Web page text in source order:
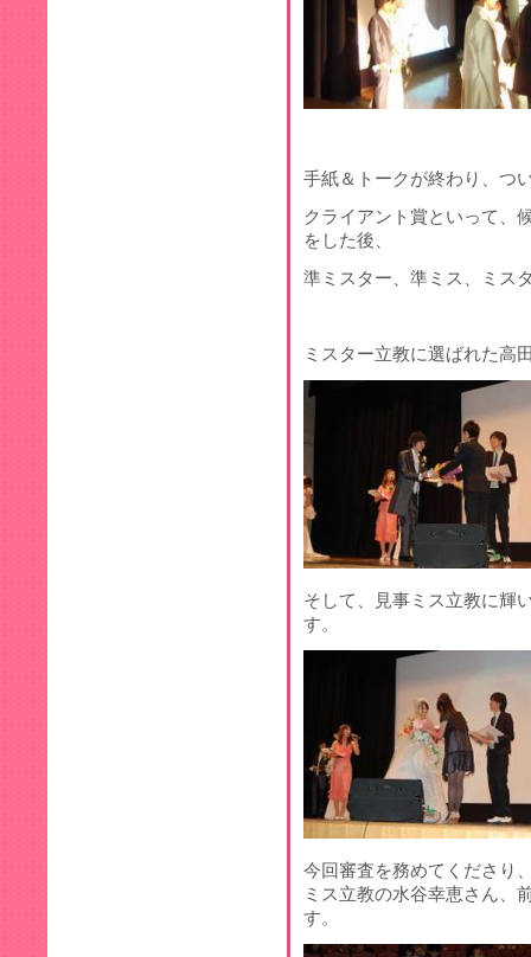
手紙＆トークが終わり、つ
クライアント賞といって、
をした後、
準ミスター、準ミス、ミス
ミスター立教に選ばれた高
そして、見事ミス立教に輝
す。
今回審査を務めてくださり
ミス立教の水谷幸恵さん、
す。